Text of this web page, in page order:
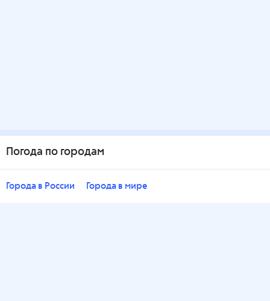
Погода по городам
Города в России Города в мире